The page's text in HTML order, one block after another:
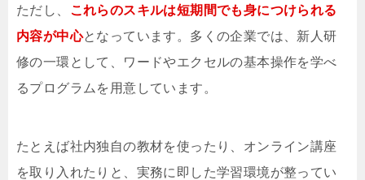
ただし、 これらのスキルは短期間でも身につけられる
内容が中心となっています。多くの企業では、新人研
修の一環として、ワードやエクセルの基本操作を学べ
るプログラムを用意しています。
たとえば社内独自の教材を使ったり、オンライン講座
を取り入れたりと、実務に即した学習環境が整ってい